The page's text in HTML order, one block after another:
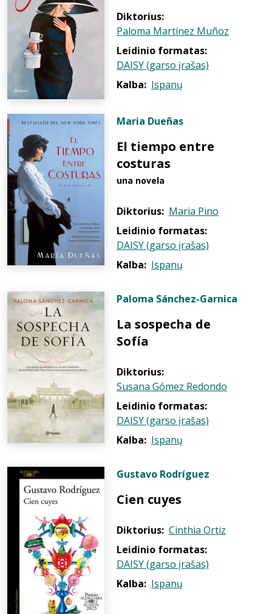
Diktorius:
Paloma Martínez Muñoz
Leidinio formatas:
DAISY (garso įrašas)
Kalba: Ispanų
Maria Dueñas
El tiempo entre
costuras
una novela
Diktorius: Maria Pino
Leidinio formatas:
DAISY (garso įrašas)
Kalba: Ispanų
Paloma Sánchez-Garnica
La sospecha de
Sofía
Diktorius:
Susana Gómez Redondo
Leidinio formatas:
DAISY (garso įrašas)
Kalba: Ispanų
Gustavo Rodríguez
Cien cuyes
Diktorius: Cinthia Ortiz
Leidinio formatas:
DAISY (garso įrašas)
Kalba: Ispanų